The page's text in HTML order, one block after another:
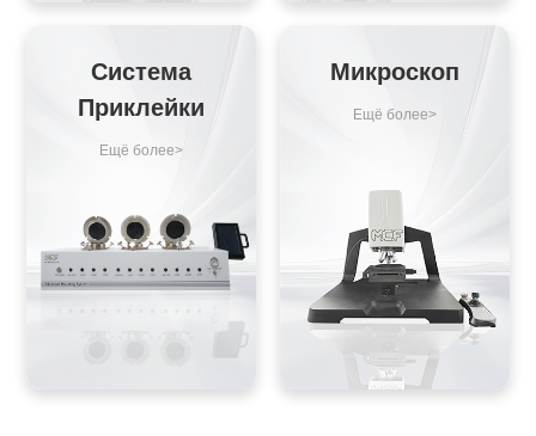
Система
Приклейки
Ещё болеe>
Микроскоп
Ещё болеe>